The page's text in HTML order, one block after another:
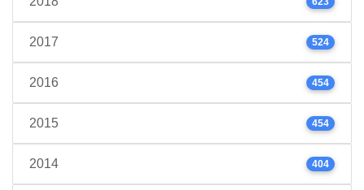
2017 524
2016 454
2015 454
2014 404